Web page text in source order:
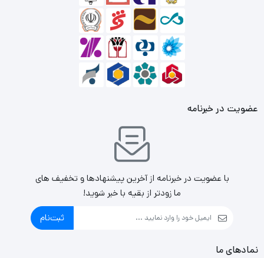
عضویت در خبرنامه
با عضویت در خبرنامه از آخرین پیشنهادها و تخفیف های
ما زودتر از بقیه با خبر شوید!
ثبت‌نام
نمادهای ما